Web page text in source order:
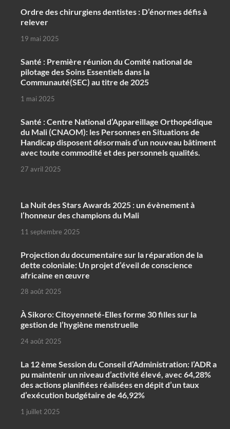
Ordre des chirurgiens dentistes : D’énormes défis à
relever
19 mai 2025
Santé : Première réunion du Comité national de
pilotage des Soins Essentiels dans la
Communauté(SEC) au titre de 2025
1 mai 2025
Santé : Centre National d’Appareillage Orthopédique
du Mali (CNAOM): les Personnes en Situations de
Handicap disposent désormais d’un nouveau bâtiment
avec toute commodité et des personnels qualités.
27 avril 2025
‎La Nuit des Stars Awards 2025 : un évènement à
l’honneur des champions du Mali
11 septembre 2025
Projection du documentaire sur la réparation de la
dette coloniale: Un projet d’éveil de conscience
africaine en œuvre‎
28 août 2025
À Sikoro: Citoyenneté-Elles forme 30 filles sur la
gestion de l’hygiène menstruelle
24 août 2025
La 12 ème Session du Conseil d’Administration: l’ADR a
pu maintenir un niveau d’activité élevé, avec 64,28%
des actions planifiées réalisées en dépit d’un taux
d’exécution budgétaire de 46,92%
1 juillet 2025